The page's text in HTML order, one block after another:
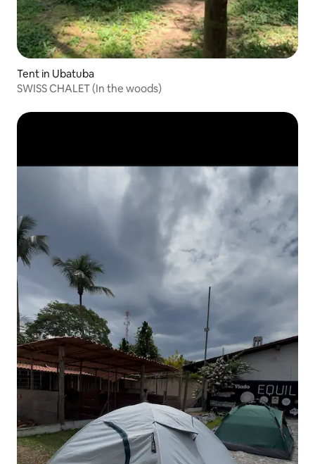
Tent in Ubatuba
SWISS CHALET (In the woods)